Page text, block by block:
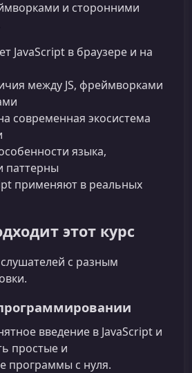
и сторонними
JavaScript в браузере и на
между JS, фреймворками
современная экосистема
языка,
паттерны
применяют в реальных
этот курс
с разным
введение в JavaScript и
простые и
программы с нуля.